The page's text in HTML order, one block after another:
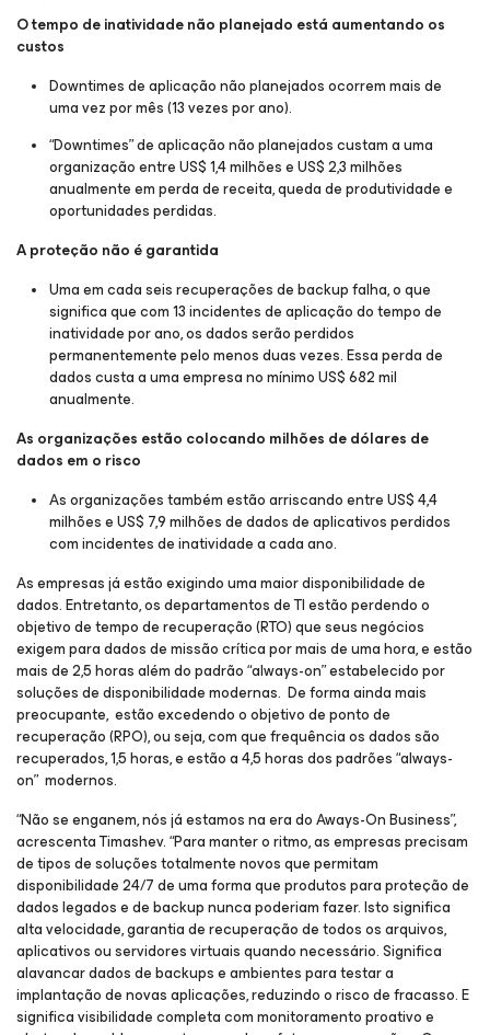
O tempo de inatividade não planejado está aumentando os
custos
Downtimes de aplicação não planejados ocorrem mais de
uma vez por mês (13 vezes por ano).
“Downtimes” de aplicação não planejados custam a uma
organização entre US$ 1,4 milhões e US$ 2,3 milhões
anualmente em perda de receita, queda de produtividade e
oportunidades perdidas.
A proteção não é garantida
Uma em cada seis recuperações de backup falha, o que
significa que com 13 incidentes de aplicação do tempo de
inatividade por ano, os dados serão perdidos
permanentemente pelo menos duas vezes. Essa perda de
dados custa a uma empresa no mínimo US$ 682 mil
anualmente.
As organizações estão colocando milhões de dólares de
dados em o risco
As organizações também estão arriscando entre US$ 4,4
milhões e US$ 7,9 milhões de dados de aplicativos perdidos
com incidentes de inatividade a cada ano.
As empresas já estão exigindo uma maior disponibilidade de
dados. Entretanto, os departamentos de TI estão perdendo o
objetivo de tempo de recuperação (RTO) que seus negócios
exigem para dados de missão crítica por mais de uma hora, e estão
mais de 2,5 horas além do padrão “always-on” estabelecido por
soluções de disponibilidade modernas. De forma ainda mais
preocupante, estão excedendo o objetivo de ponto de
recuperação (RPO), ou seja, com que frequência os dados são
recuperados, 1,5 horas, e estão a 4,5 horas dos padrões “always-
on” modernos.
“Não se enganem, nós já estamos na era do Aways-On Business”,
acrescenta Timashev. “Para manter o ritmo, as empresas precisam
de tipos de soluções totalmente novos que permitam
disponibilidade 24/7 de uma forma que produtos para proteção de
dados legados e de backup nunca poderiam fazer. Isto significa
alta velocidade, garantia de recuperação de todos os arquivos,
aplicativos ou servidores virtuais quando necessário. Significa
alavancar dados de backups e ambientes para testar a
implantação de novas aplicações, reduzindo o risco de fracasso. E
significa visibilidade completa com monitoramento proativo e